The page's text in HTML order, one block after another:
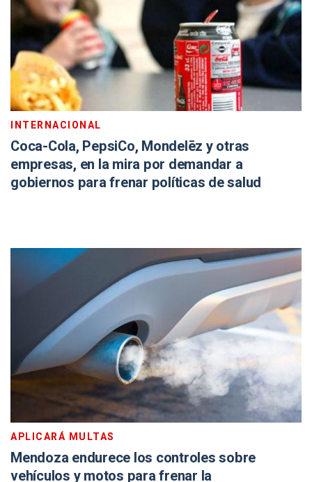
INTERNACIONAL
Coca-Cola, PepsiCo, Mondelēz y otras
empresas, en la mira por demandar a
gobiernos para frenar políticas de salud
APLICARÁ MULTAS
Mendoza endurece los controles sobre
vehículos y motos para frenar la